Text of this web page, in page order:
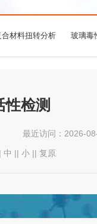
合材料扭转分析 玻璃毒
性检测
最近访问： 2026-
中 小|| 复原